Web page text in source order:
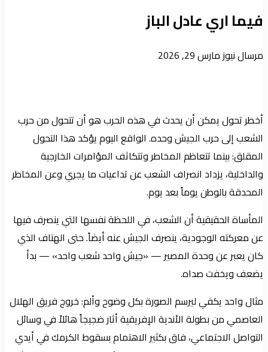
فيما اري عادل الباز
مرسال نيوزأرسل
مارس 29, 2026
أخطر تحول يمكن أن يحدث في هذه الحرب هو أن تتحول من حرب
الشعب إلى حرب الجيش وحده. الواقع اليوم يؤكد هذا التحول
المقلق: بينما تتعاظم المخاطر وتتكاثف المؤامرات الخارجية
والداخلية، يزداد انصراف الشعب عن تداعيات ما يجري وعن المخاطر
المحدقة بالوطن يوماً بعد يوم.
المأساة الحقيقية أن الشعب، في اللحظة نفسها التي ينصرف فيها
عن معركته الوجودية، ينصرف الجيش عنه أيضاً. حتى الهتاف الذي
كان يعبر عن وحدة المصير — «جيش واحد شعب واحد» — بدأ
يضعف ويخفت صداه.
مثال واحد يكفي ليرسم الصورة بكل وضوح وألم: خروج فريق الهلال
العاصمي من بطولة الأندية الإفريقية أثار ضجيجاً هائلاً في وسائل
التواصل الاجتماعي، فاق بكثير الاهتمام بسقوط الكرمك في أيدي